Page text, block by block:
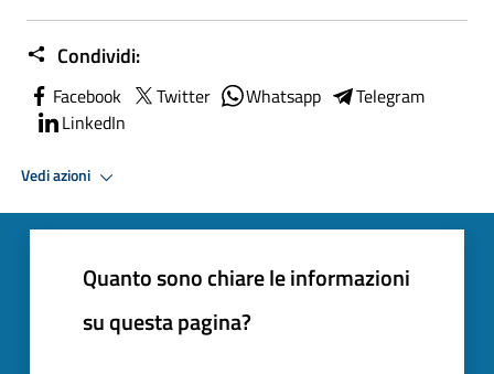
Condividi:
Facebook Twitter Whatsapp
Telegram
LinkedIn
Vedi azioni
Quanto sono chiare le informazioni
su questa pagina?